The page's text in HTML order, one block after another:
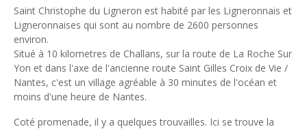
Saint Christophe du Ligneron est habité par les Ligneronnais et
Ligneronnaises qui sont au nombre de 2600 personnes
environ.
Situé à 10 kilometres de Challans, sur la route de La Roche Sur
Yon et dans l'axe de l'ancienne route Saint Gilles Croix de Vie /
Nantes, c'est un village agréable à 30 minutes de l'océan et
moins d'une heure de Nantes.
Coté promenade, il y a quelques trouvailles. Ici se trouve la